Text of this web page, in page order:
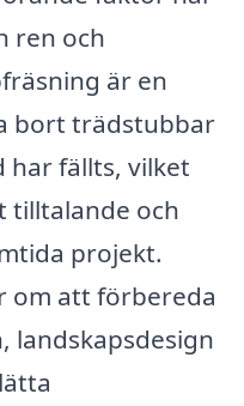
ren och
är en
bort trädstubbar
fällts, vilket
tilltalande och
projekt.
om att förbereda
landskapsdesign